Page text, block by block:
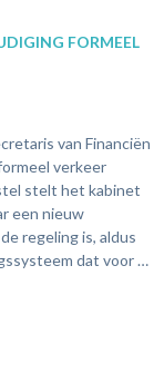
FORMEEL
van Financiën
verkeer
stelt het kabinet
een nieuw
regeling is, aldus
dat voor …